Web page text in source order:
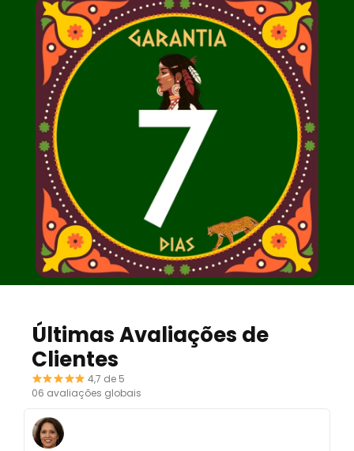
Últimas Avaliações de
Clientes
4,7 de 5
06 avaliações globais